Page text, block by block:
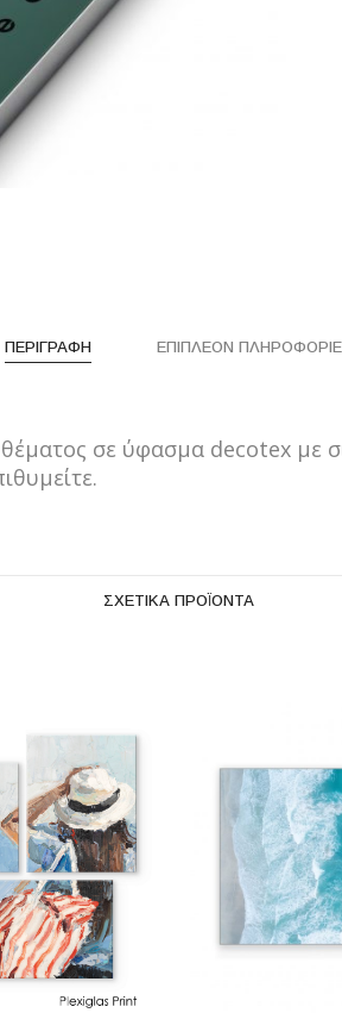
ΠΕΡΙΓΡΑΦΉ ΕΠΙΠΛΈΟΝ
σε ύφασμα decotex με
ΣΧΕΤΙΚΆ ΠΡΟΪΌΝΤΑ